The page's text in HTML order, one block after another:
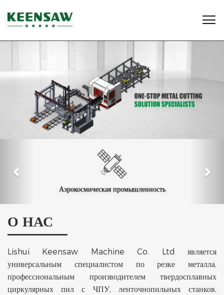

Аэрокосмическая промышленность
О НАС
Lishui Keensaw Machine Co. Ltd является
универсальным специалистом по резке металла,
профессиональным производителем твердосплавных
циркулярных пил с ЧПУ, ленточнопильных станков,